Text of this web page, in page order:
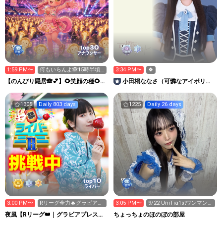
top30
アナウンサー
1:59 PM〜
何もいらんよ🙈︎15時半頃
までなのだ
【のんびり隠居🙈💕︎】🌻笑顔の種🌻休
3:34 PM〜 🍀
小田桐ななさ（可憐なアイボリ
1305 Daily 803 days
top10
ライバー
3:00 PM〜
Rリーグ全力🔥グラビアプ
レス写真集🔥
夜風【Rリーグ👑｜グラビアプレス写
1225 Daily 26 days
3:05 PM〜
9/22 UniTia1stワンマンラ
イブ決定‼️
ちょっちょのほのぼの部屋